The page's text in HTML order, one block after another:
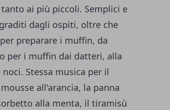
ai più piccoli. Semplici e
dagli ospiti, oltre che
preparare i muffin, da
per i muffin dai datteri, alla
Stessa musica per il
all'arancia, la panna
alla menta, il tiramisù